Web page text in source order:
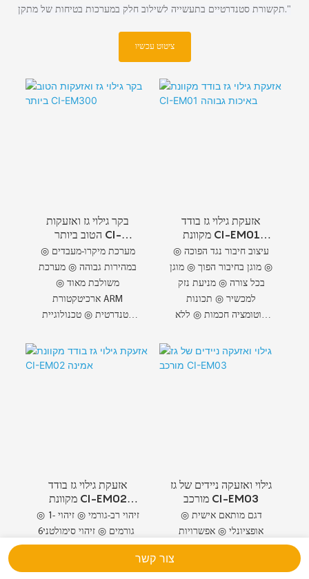
תקשורת סטנדרטיים בתעשייה לשילוב חלק במערכות בטיחות של מתקן."
ציטוט עכשיו
בקר גילוי גז ואזעקות
הטוב ביותר CI-
EM300
◎ מערכת מיקרו-מעבדים
במהירות גבוהה ◎ מערכת
משולבת מאוד ◎
ארכיטקטורת ARM
סטנדרטית ◎ טכנולוגיית
ביצועים גבוהים ◎ צריכת
חשמל נמוכה ◎ סגנונות
אזעקת גילוי גז בודד
מקוונת CI-EM01
באיכות גבוהה
◎ עיצוב חיבור נגד הפוכה
◎ מוגן בחיבור הפוך ◎ מוגן
בכל צורה ◎ מניעת נזק
למכשיר ◎ תכונות
אוטומציה חכמות ◎ ללא
כבל
אזעקת גילוי גז בודד
מקוונת CI-EM02
אמינה
◎ זיהוי רב-גורמי ◎ זיהוי 1-
6 גורמים ◎ זיהוי סימולטני
◎ זיהוי ריכוז גז ◎ זיהוי
גילוי ואזעקה ניידים של גז
מורכב CI-EM03
◎ דגם מותאם אישית
אופציונלי ◎ אפשרויות
סוללה מותאמות אישית ◎
צור קשר